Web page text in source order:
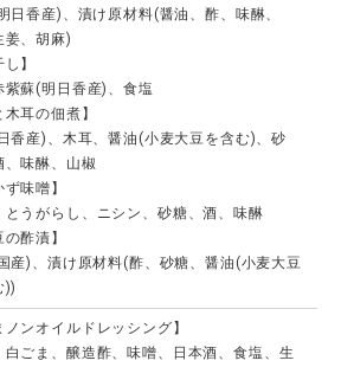
日香産)、漬け原材料(醤油、酢、味醂、
姜、胡麻)
し】
紫蘇(明日香産)、食塩
木耳の佃煮】
香産)、木耳、醤油(小麦大豆を含む)、砂
、味醂、山椒
ず味噌】
とうがらし、ニシン、砂糖、酒、味醂
の酢漬】
産)、漬け原材料(酢、砂糖、醤油(小麦大豆
))
ノンオイルドレッシング】
白ごま、醸造酢、味噌、日本酒、食塩、生